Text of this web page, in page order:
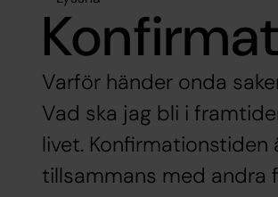
Varför händer onda
Vad ska jag bli i
livet.
tillsammans med andra